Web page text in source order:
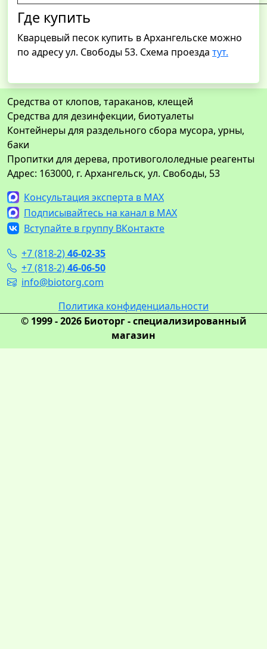
Где купить
Кварцевый песок купить в Архангельске можно
по адресу ул. Свободы 53. Схема проезда тут.
Средства от клопов, тараканов, клещей
Средства для дезинфекции, биотуалеты
Контейнеры для раздельного сбора мусора, урны,
баки
Пропитки для дерева, противогололедные реагенты
Адрес: 163000, г. Архангельск, ул. Свободы, 53
Консультация эксперта в MAX
Подписывайтесь на канал в MAX
Вступайте в группу ВКонтакте
+7 (818-2)46-02-35
+7 (818-2)46-06-50
info@biotorg.com
Политика конфиденциальности
© 1999 - 2026 Биоторг - специализированный
магазин